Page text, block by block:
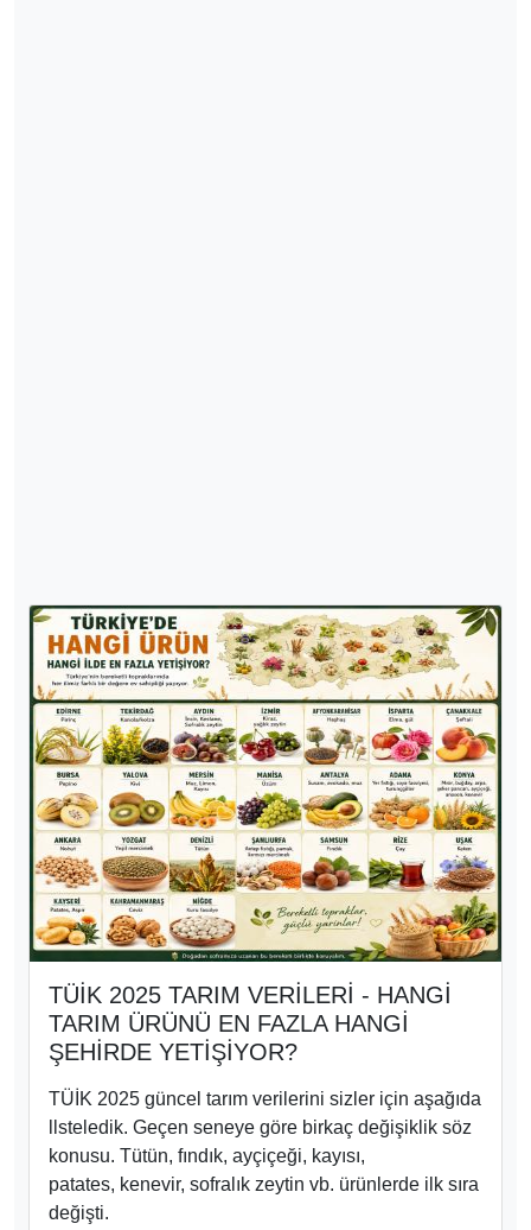
TÜİK 2025 TARIM VERİLERİ - HANGİ
TARIM ÜRÜNÜ EN FAZLA HANGİ
ŞEHİRDE YETİŞİYOR?
TÜİK 2025 güncel tarım verilerini sizler için aşağıda
llsteledik. Geçen seneye göre birkaç değişiklik söz
konusu. Tütün, fındık, ayçiçeği, kayısı,
patates, kenevir, sofralık zeytin vb. ürünlerde ilk sıra
değişti.